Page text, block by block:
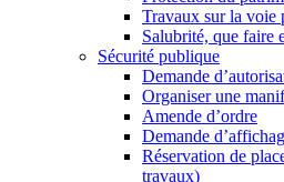
Travaux sur la voie
Salubrité, que faire
Sécurité publique
Demande
Organiser une
Amende d’ordre
Demande
Réservation de
travaux)